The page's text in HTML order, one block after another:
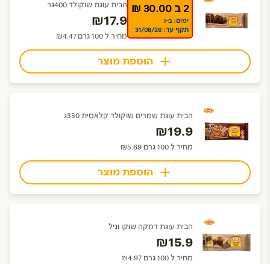
2 ב 30.00 ₪
ימים: ב-ו
תקף עד: 31/08/26
הבית עוגת שוקולד 400גר
₪17.9
מחיר ל 100 גרם ₪4.47
הוספת מוצר
הבית עוגת שמרים שוקולד קלאסית 350ג
₪19.9
מחיר ל 100 גרם ₪5.69
הוספת מוצר
הבית עוגת דמקה שוקו וניל
₪15.9
מחיר ל 100 גרם ₪4.97